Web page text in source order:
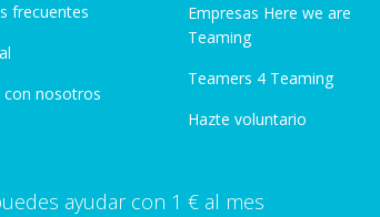
frecuentes
con nosotros
Empresas Here we are
Teaming
Teamers 4 Teaming
Hazte voluntario
ayudar con 1 € al mes